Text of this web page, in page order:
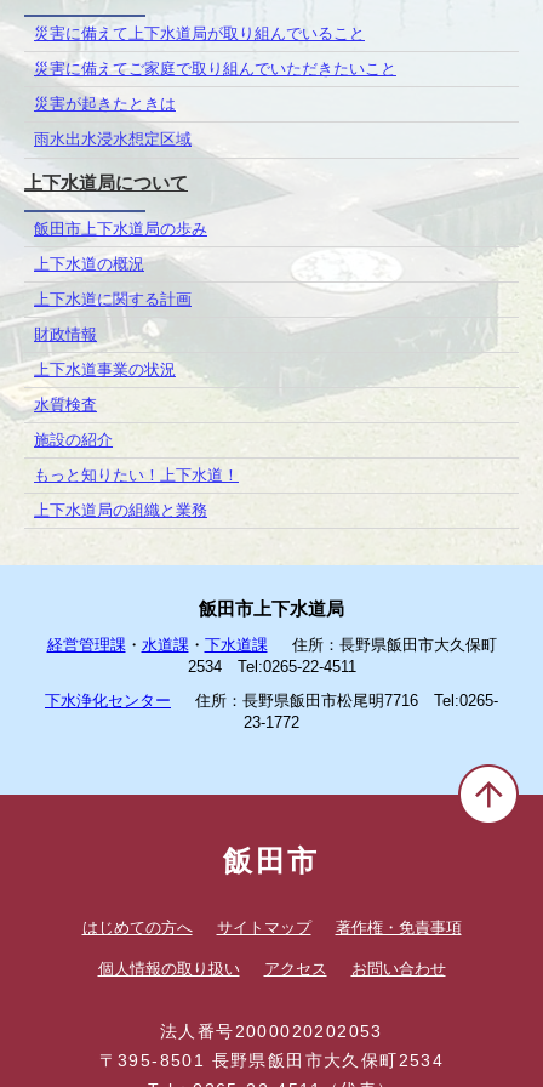
災害に備えて上下水道局が取り組んでいること
災害に備えてご家庭で取り組んでいただきたいこと
災害が起きたときは
雨水出水浸水想定区域
上下水道局について
飯田市上下水道局の歩み
上下水道の概況
上下水道に関する計画
財政情報
上下水道事業の状況
水質検査
施設の紹介
もっと知りたい！上下水道！
上下水道局の組織と業務
飯田市上下水道局
経営管理課・ 水道課・ 下水道課
住所：長野県飯田市大久保町
2534 Tel:0265-22-4511
下水浄化センター
住所：長野県飯田市松尾明7716 Tel:0265-
23-1772
飯田市
はじめての方へ サイトマップ 著作権・免責事項
個人情報の取り扱い アクセス お問い合わせ
法人番号2000020202053
〒395-8501 長野県飯田市大久保町2534